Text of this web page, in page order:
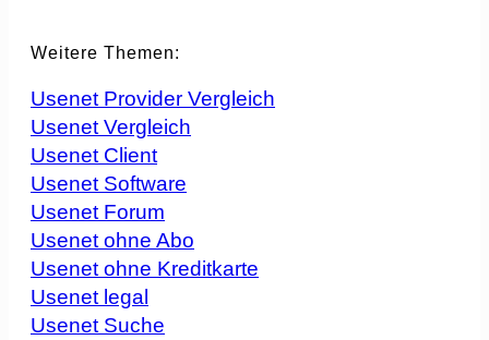
Weitere Themen:
Usenet Provider Vergleich
Usenet Vergleich
Usenet Client
Usenet Software
Usenet Forum
Usenet ohne Abo
Usenet ohne Kreditkarte
Usenet legal
Usenet Suche